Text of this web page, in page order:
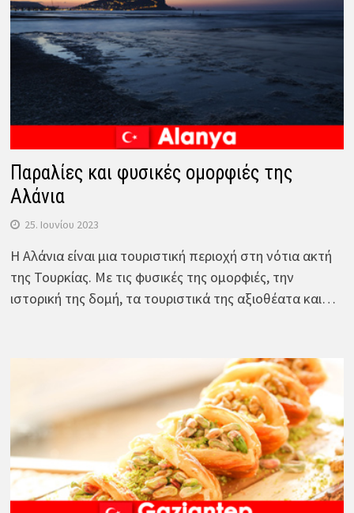
Παραλίες και φυσικές ομορφιές της
Αλάνια
25. Ιουνίου 2023
Η Αλάνια είναι μια τουριστική περιοχή στη νότια ακτή
της Τουρκίας. Με τις φυσικές της ομορφιές, την
ιστορική της δομή, τα τουριστικά της αξιοθέατα και…